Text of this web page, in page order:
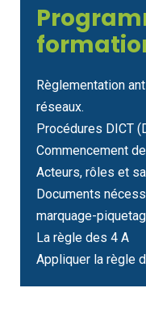
Règlementation
réseaux.
Procédures DICT
Commencement
Acteurs, rôles et
Documents
marquage-
La règle des 4 A
Appliquer la règle